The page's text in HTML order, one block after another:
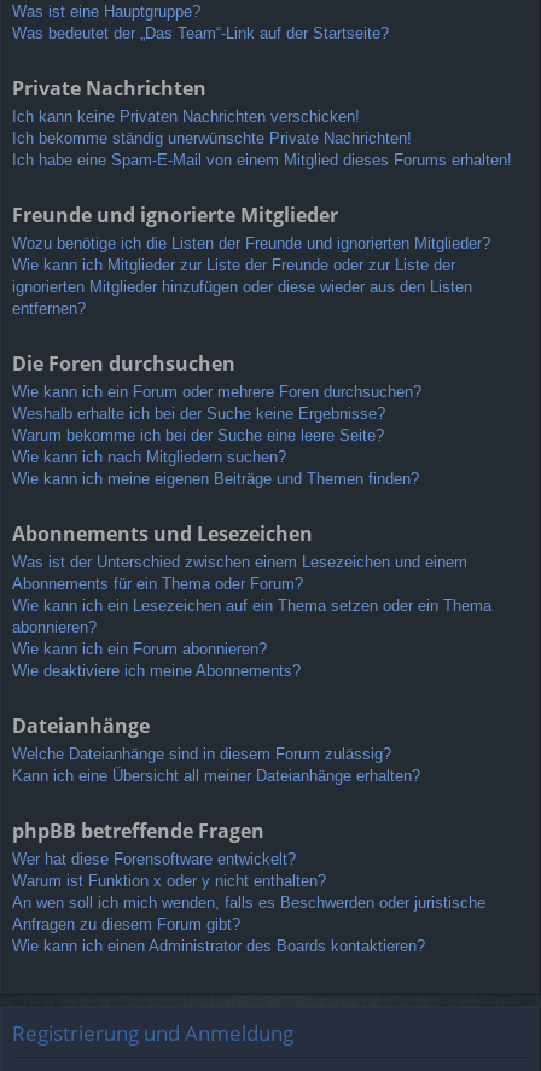
Was ist eine Hauptgruppe?
Was bedeutet der „Das Team“-Link auf der Startseite?
Private Nachrichten
Ich kann keine Privaten Nachrichten verschicken!
Ich bekomme ständig unerwünschte Private Nachrichten!
Ich habe eine Spam-E-Mail von einem Mitglied dieses Forums erhalten!
Freunde und ignorierte Mitglieder
Wozu benötige ich die Listen der Freunde und ignorierten Mitglieder?
Wie kann ich Mitglieder zur Liste der Freunde oder zur Liste der
ignorierten Mitglieder hinzufügen oder diese wieder aus den Listen
entfernen?
Die Foren durchsuchen
Wie kann ich ein Forum oder mehrere Foren durchsuchen?
Weshalb erhalte ich bei der Suche keine Ergebnisse?
Warum bekomme ich bei der Suche eine leere Seite?
Wie kann ich nach Mitgliedern suchen?
Wie kann ich meine eigenen Beiträge und Themen finden?
Abonnements und Lesezeichen
Was ist der Unterschied zwischen einem Lesezeichen und einem
Abonnements für ein Thema oder Forum?
Wie kann ich ein Lesezeichen auf ein Thema setzen oder ein Thema
abonnieren?
Wie kann ich ein Forum abonnieren?
Wie deaktiviere ich meine Abonnements?
Dateianhänge
Welche Dateianhänge sind in diesem Forum zulässig?
Kann ich eine Übersicht all meiner Dateianhänge erhalten?
phpBB betreffende Fragen
Wer hat diese Forensoftware entwickelt?
Warum ist Funktion x oder y nicht enthalten?
An wen soll ich mich wenden, falls es Beschwerden oder juristische
Anfragen zu diesem Forum gibt?
Wie kann ich einen Administrator des Boards kontaktieren?
Registrierung und Anmeldung